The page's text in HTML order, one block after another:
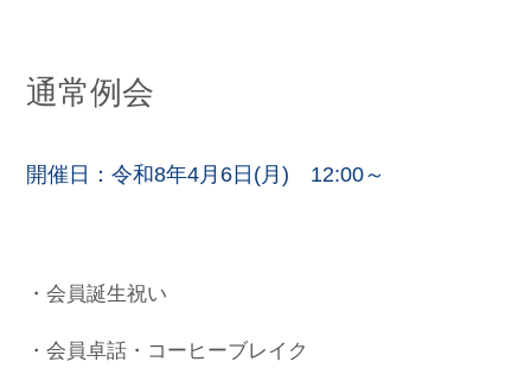
通常例会
開催日：令和8年4月6日(月) 12:00～
・会員誕生祝い
・会員卓話・コーヒーブレイク
スケジュール
お問合せ